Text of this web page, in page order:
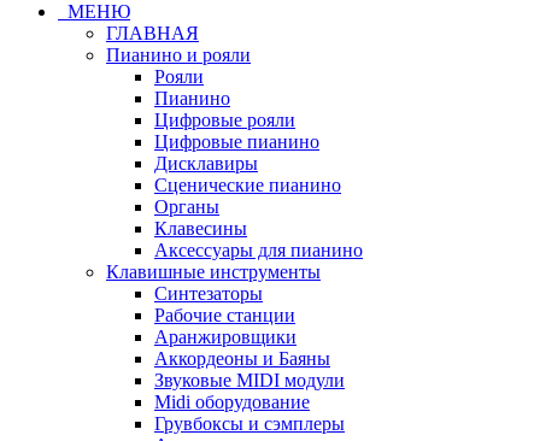
МЕНЮ
ГЛАВНАЯ
Пианино и рояли
Рояли
Пианино
Цифровые рояли
Цифровые пианино
Дисклавиры
Сценические пианино
Органы
Клавесины
Аксессуары для пианино
Клавишные инструменты
Синтезаторы
Рабочие станции
Аранжировщики
Аккордеоны и Баяны
Звуковые MIDI модули
Midi оборудование
Грувбоксы и сэмплеры